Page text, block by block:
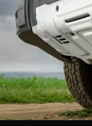
TANK 500
Веди за собой
от 6 499 000 ₽
TANK Финансы
Корпоративным
TANK ФИНАНСЫ
TANK Лизинг
TANK Страхование
Сервис
Специальные
Моторные масла
ЦИФРОВЫЕ СЕРВИСЫ
Цифровые сервисы
Подписки